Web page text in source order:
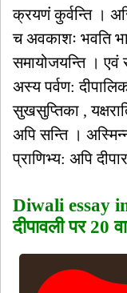
क्रयणं कुर्वन्ति ।
च अवकाशः भवति
समायोजयन्ति । एवं
अस्य पर्वण:
सुखसुप्तिका ,
अपि सन्ति ।
प्राणिभ्य: अपि
Diwali essay
दीपावली पर 20